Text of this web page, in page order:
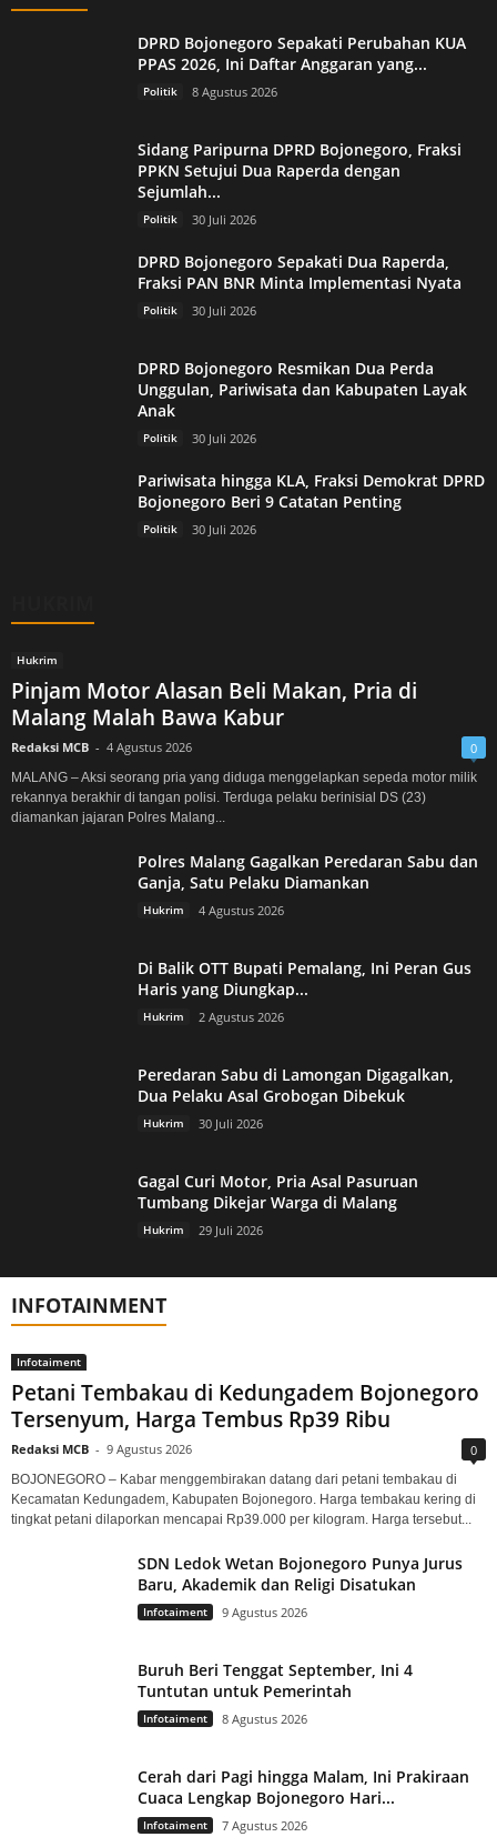
DPRD Bojonegoro Sepakati Perubahan KUA
PPAS 2026, Ini Daftar Anggaran yang...
Politik 8 Agustus 2026
Sidang Paripurna DPRD Bojonegoro, Fraksi
PPKN Setujui Dua Raperda dengan
Sejumlah...
Politik 30 Juli 2026
DPRD Bojonegoro Sepakati Dua Raperda,
Fraksi PAN BNR Minta Implementasi Nyata
Politik 30 Juli 2026
DPRD Bojonegoro Resmikan Dua Perda
Unggulan, Pariwisata dan Kabupaten Layak
Anak
Politik 30 Juli 2026
Pariwisata hingga KLA, Fraksi Demokrat DPRD
Bojonegoro Beri 9 Catatan Penting
Politik 30 Juli 2026
Hukrim
Pinjam Motor Alasan Beli Makan, Pria di
Malang Malah Bawa Kabur
Redaksi MCB - 4 Agustus 2026 0
MALANG – Aksi seorang pria yang diduga menggelapkan sepeda motor milik
rekannya berakhir di tangan polisi. Terduga pelaku berinisial DS (23)
diamankan jajaran Polres Malang...
Polres Malang Gagalkan Peredaran Sabu dan
Ganja, Satu Pelaku Diamankan
Hukrim 4 Agustus 2026
Di Balik OTT Bupati Pemalang, Ini Peran Gus
Haris yang Diungkap...
Hukrim 2 Agustus 2026
Peredaran Sabu di Lamongan Digagalkan,
Dua Pelaku Asal Grobogan Dibekuk
Hukrim 30 Juli 2026
Gagal Curi Motor, Pria Asal Pasuruan
Tumbang Dikejar Warga di Malang
Hukrim 29 Juli 2026
INFOTAINMENT
Infotaiment
Petani Tembakau di Kedungadem Bojonegoro
Tersenyum, Harga Tembus Rp39 Ribu
Redaksi MCB - 9 Agustus 2026 0
BOJONEGORO – Kabar menggembirakan datang dari petani tembakau di
Kecamatan Kedungadem, Kabupaten Bojonegoro. Harga tembakau kering di
tingkat petani dilaporkan mencapai Rp39.000 per kilogram. Harga tersebut...
SDN Ledok Wetan Bojonegoro Punya Jurus
Baru, Akademik dan Religi Disatukan
Infotaiment 9 Agustus 2026
Buruh Beri Tenggat September, Ini 4
Tuntutan untuk Pemerintah
Infotaiment 8 Agustus 2026
Cerah dari Pagi hingga Malam, Ini Prakiraan
Cuaca Lengkap Bojonegoro Hari...
Infotaiment 7 Agustus 2026